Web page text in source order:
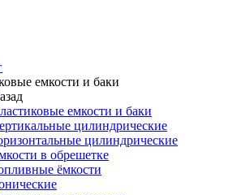
емкости и баки
емкости и баки
цилиндрические
цилиндрические
в обрешетке
ёмкости